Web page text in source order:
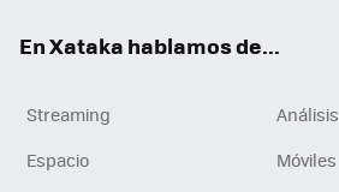
En Xataka hablamos de...
Streaming
Análisis
Espacio
Móviles